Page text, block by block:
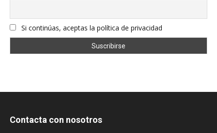
Si continúas, aceptas la política de privacidad
Contacta con nosotros